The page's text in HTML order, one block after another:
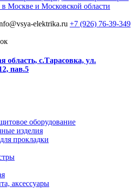
elektrika.ru +7 (926) 76-39-349
область, с.Тарасовка, ул.
пав.5
оборудование
изделия
прокладки
аксессуары